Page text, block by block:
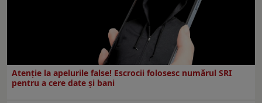
Atenție la apelurile false! Escrocii folosesc numărul SRI
pentru a cere date și bani